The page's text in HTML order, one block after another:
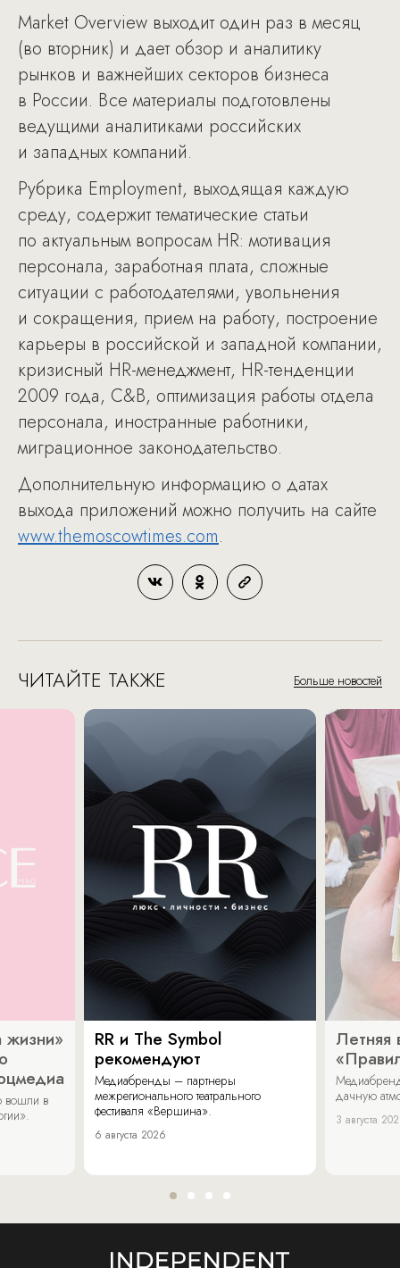
Market Overview выходит один раз в месяц
(во вторник) и дает обзор и аналитику
рынков и важнейших секторов бизнеса
в России. Все материалы подготовлены
ведущими аналитиками российских
и западных компаний.
Рубрика Employment, выходящая каждую
среду, содержит тематические статьи
по актуальным вопросам HR: мотивация
персонала, заработная плата, сложные
ситуации с работодателями, увольнения
и сокращения, прием на работу, построение
карьеры в российской и западной компании,
кризисный HR-менеджмент, HR-тенденции
2009 года, С&B, оптимизация работы отдела
персонала, иностранные работники,
миграционное законодательство.
Дополнительную информацию о датах
выхода приложений можно получить на сайте
www.themoscowtimes.com.
ЧИТАЙТЕ ТАКЖЕ Больше новостей
жизни»
вошли в
RR и The Symbol
рекомендуют
Медиабренды – партнеры
межрегионального театрального
фестиваля «Вершина».
6 августа 2026
Летняя
дачную
3 августа